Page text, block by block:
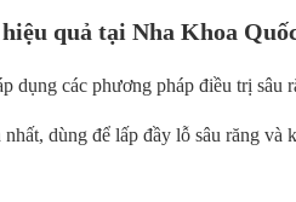
quả tại Nha Khoa
dụng các phương pháp điều trị sâu
dùng để lấp đầy lỗ sâu răng